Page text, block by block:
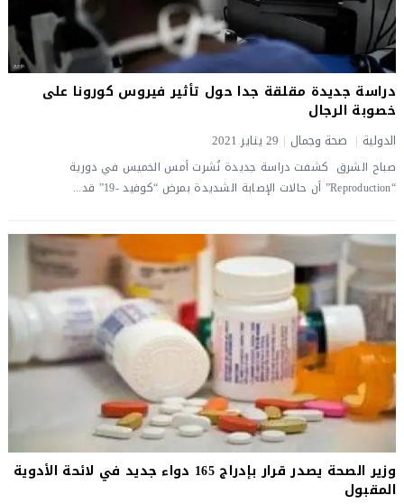
دراسة جديدة مقلقة جدا حول تأثير فيروس كورونا على
خصوبة الرجال
الدولية صحة وجمال 29 يناير 2021
صباح الشرق كشفت دراسة جديدة نُشرت أمس الخميس في دورية
“Reproduction” أن حالات الإصابة الشديدة بمرض “كوفيد -19” قد...
وزير الصحة يصدر قرار بإدراج 165 دواء جديد في لائحة الأدوية
المقبول